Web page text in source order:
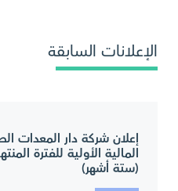
الإعلانات السابقة
إعلان شركة دار المعدات
(ستة أشهر)